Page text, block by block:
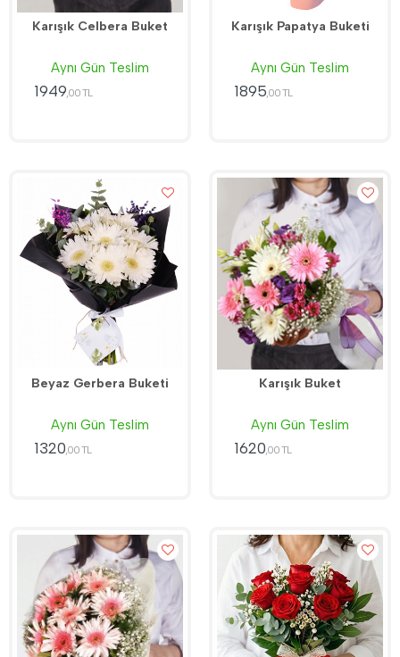
Karışık Celbera Buket
Aynı Gün Teslim
1949,00 TL
Karışık Papatya Buketi
Aynı Gün Teslim
1895,00 TL
Beyaz Gerbera Buketi
Aynı Gün Teslim
1320,00 TL
Karışık Buket
Aynı Gün Teslim
1620,00 TL